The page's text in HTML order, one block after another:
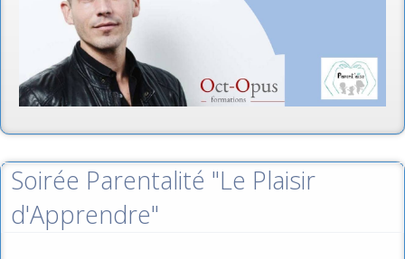
Soirée Parentalité "Le Plaisir
d'Apprendre"